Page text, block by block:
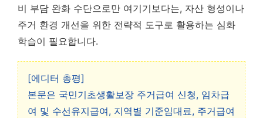
비 부담 완화 수단으로만 여기기보다는, 자산 형성이나
주거 환경 개선을 위한 전략적 도구로 활용하는 심화
학습이 필요합니다.
[에디터 총평]
본문은 국민기초생활보장 주거급여 신청, 임차급
여 및 수선유지급여, 지역별 기준임대료, 주거급여